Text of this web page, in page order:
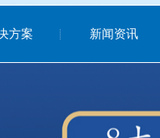
方案 新闻资讯